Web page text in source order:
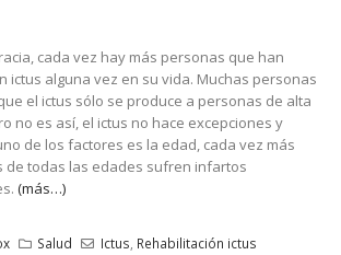
cada vez hay más personas que han
ictus alguna vez en su vida. Muchas personas
el ictus sólo se produce a personas de alta
no es así, el ictus no hace excepciones y
de los factores es la edad, cada vez más
de todas las edades sufren infartos
(más…)
Salud Ictus Rehabilitación ictus